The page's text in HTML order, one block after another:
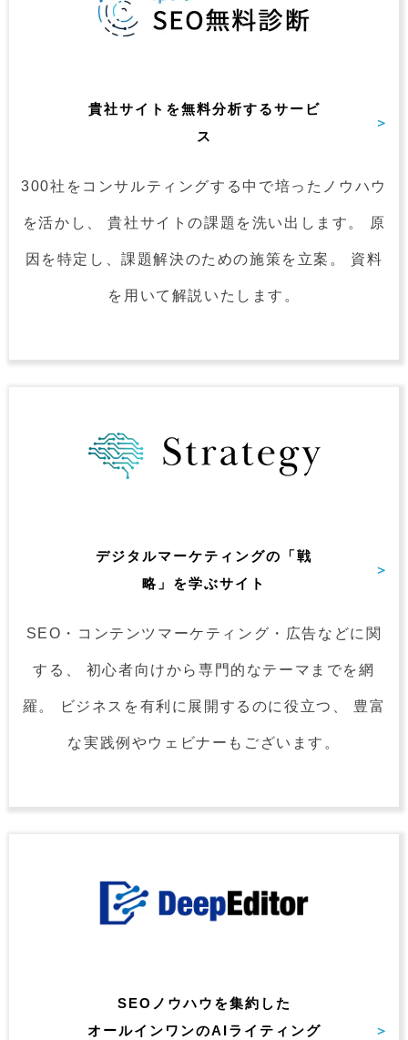
貴社サイトを無料分析するサービ
ス
300社をコンサルティングする中で培ったノウハウ
を活かし、 貴社サイトの課題を洗い出します。 原
因を特定し、課題解決のための施策を立案。 資料
を用いて解説いたします。
デジタルマーケティングの
「戦
略」を学ぶサイト
SEO・コンテンツマーケティング・ 広告などに関
する、 初心者向けから専門的なテーマまでを網
羅。 ビジネスを有利に展開するのに役立つ、 豊富
な実践例やウェビナーもございます。
SEOノウハウを集約した
オールインワンのAIライティング